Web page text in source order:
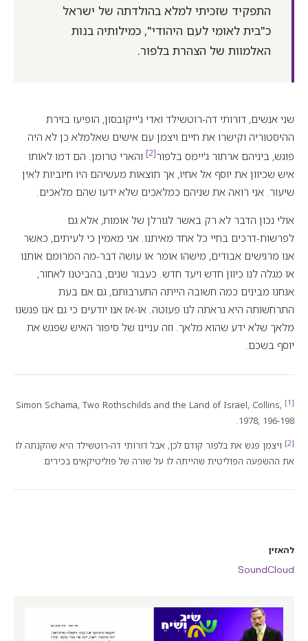
להאזין
SoundCloud
התפקיד שזכיתי למלא בהולדתה של ישראל
כ"בית לאומי לעם היהודי", כמילותיה בנות
האלמוות של הצהרת בלפור.
שני אנשים, דורותי דה-רוטשילד ואדי ג'ייקובסון, הופיעו בזירת
ההיסטוריה וקישרו את חיים ויצמן עם אישים שאלמלא כן לא היה
פוגש, ביניהם ארתור ג'יימס בלפור[2]
והארי טרומן. הם דמו לאותו
איש שכיוון את יוסף אל אחיו, אך תוצאות מעשיהם היו חיוביות לאין
שיעור. אני רואה את שניהם כמלאכים שלא ידעו שהם מלאכים.
אולי נכון הדבר לא רק באשר לגורלן של אומות, אלא גם
לפרשות-דרכים בחיי כל אחד מאיתנו. אני מאמין כי לעיתים, כאשר
אנו מרגישים אבודים, מישהו אומר או עושה דבר-מה המרומם אותנו
או מגלה לנו כיוון חדש ויעד חדש. כעבור שנים, בהביטנו לאחור,
אנחנו מבינים כמה חשובה הייתה התערבותם, גם אם בעת
התרחשותה היא נראתה לנו פעוטה. או-אז אנו יודעים כי גם אנו פגשנו
מלאך שלא ידע שהוא מלאך. וזה עניינו של סיפור האיש שפגש את
יוסף בשכם.
[1]
Two Rothschilds and the Land of Israel, Collins,
1978, 196-198.
[2]
ויצמן פגש את בלפור קודם לכן, אבל דורותי דה-רוטשילד היא שהקנתה לו
את ההשפעה הפוליטית שהייתה לו על שורה של פוליטיקאים בכירים.